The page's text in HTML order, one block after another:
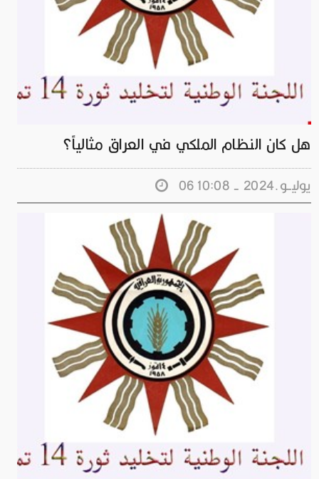
هل كان النظام الملكي في العراق مثالياً؟
06 يوليــو.2024 - 10:08